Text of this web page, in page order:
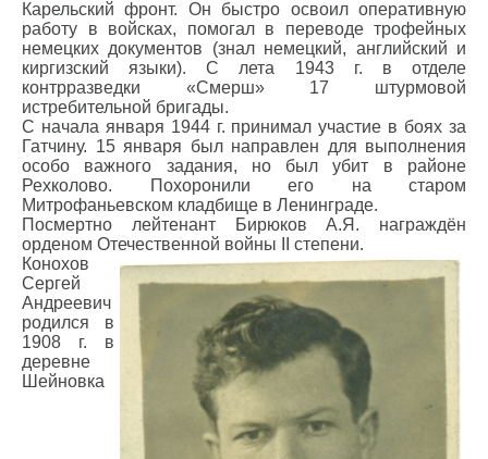
Карельский фронт. Он быстро освоил оперативную
работу в войсках, помогал в переводе трофейных
немецких документов (знал немецкий, английский и
киргизский языки). С лета 1943 г. в отделе
контрразведки «Смерш» 17 штурмовой
истребительной бригады.
С начала января 1944 г. принимал участие в боях за
Гатчину. 15 января был направлен для выполнения
особо важного задания, но был убит в районе
Рехколово. Похоронили его на старом
Митрофаньевском кладбище в Ленинграде.
Посмертно лейтенант Бирюков А.Я. награждён
орденом Отечественной войны II степени.
Конохов
Сергей
Андреевич
родился в
1908 г. в
деревне
Шейновка